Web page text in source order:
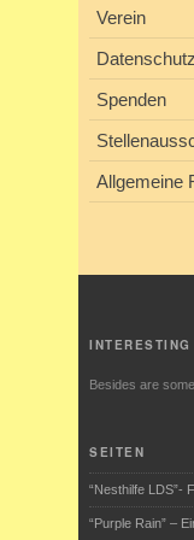
Verein
Spenden
Allgemeine
Besides are
SEITEN
“Nesthilfe LDS”-
“Purple Rain” –